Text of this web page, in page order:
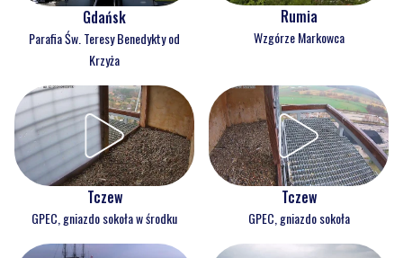
Gdańsk
Parafia Św. Teresy Benedykty od
Krzyża
Rumia
Wzgórze Markowca
Tczew
GPEC, gniazdo sokoła w środku
Tczew
GPEC, gniazdo sokoła